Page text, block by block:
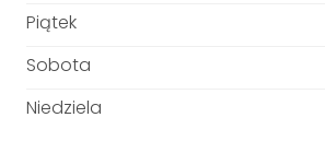
Piątek
Sobota
Niedziela